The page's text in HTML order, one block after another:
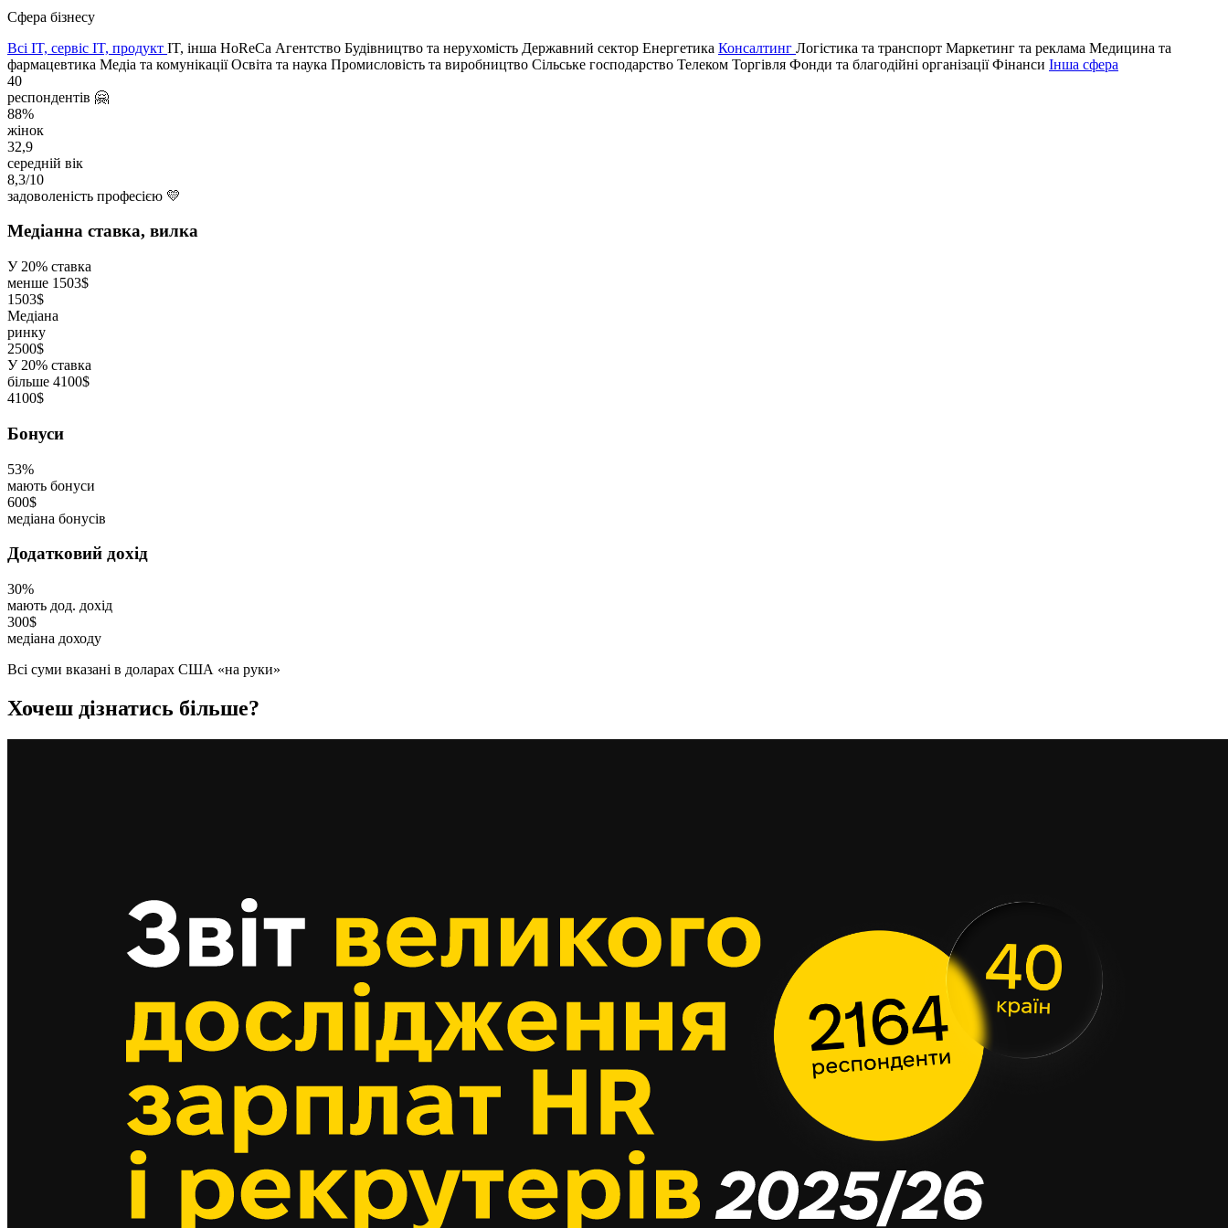
Сфера бізнесу
Всі IT, сервіс IT, продукт IT, інша HoReCa Агентство Будівництво та нерухомість Державний сектор Енергетика Консалтинг Логістика та транспорт Маркетинг та реклама Медицина та
фармацевтика Медіа та комунікаціїОсвіта та наука Промисловість та виробництво Сільське господарство Телеком Торгівля Фонди та благодійні організаціїФінанси Інша сфера
40
респон­дентів 🤗
88%
жінок
32,9
середній вік
8,3/10
задоволеність професією 💛
Медіанна ставка, вилка
У 20% ставка
менше 1503$
1503$
Медіана
ринку
2500$
У 20% ставка
більше 4100$
4100$
Бонуси
53%
мають бонуси
600$
медіана бонусів
Додатковий дохід
30%
мають дод. дохід
300$
медіана доходу
Всі суми вказані в доларах США «на руки»
Хочеш дізнатись більше?